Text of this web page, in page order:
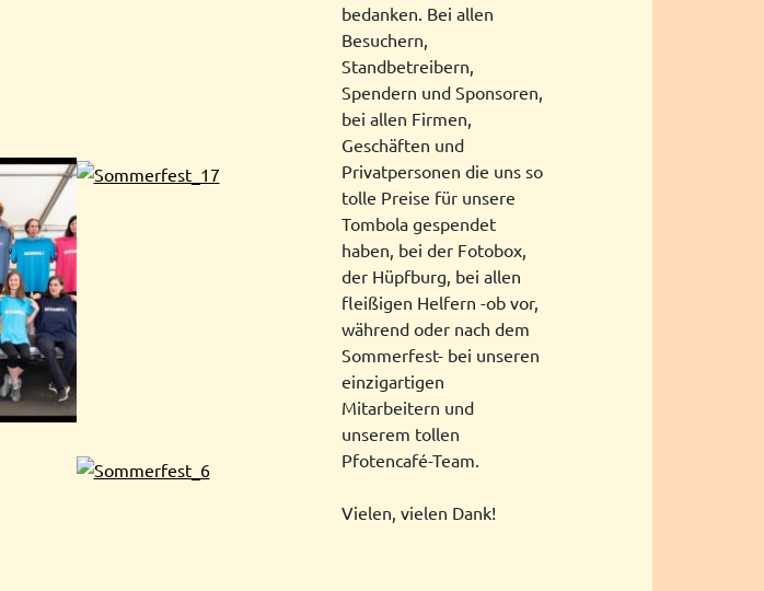
bedanken. Bei allen
Besuchern,
Standbetreibern,
Spendern und Sponsoren,
bei allen Firmen,
Geschäften und
Privatpersonen die uns so
tolle Preise für unsere
Tombola gespendet
haben, bei der Fotobox,
der Hüpfburg, bei allen
fleißigen Helfern -ob vor,
während oder nach dem
Sommerfest- bei unseren
einzigartigen
Mitarbeitern und
unserem tollen
Pfotencafé-Team.
Vielen, vielen Dank!